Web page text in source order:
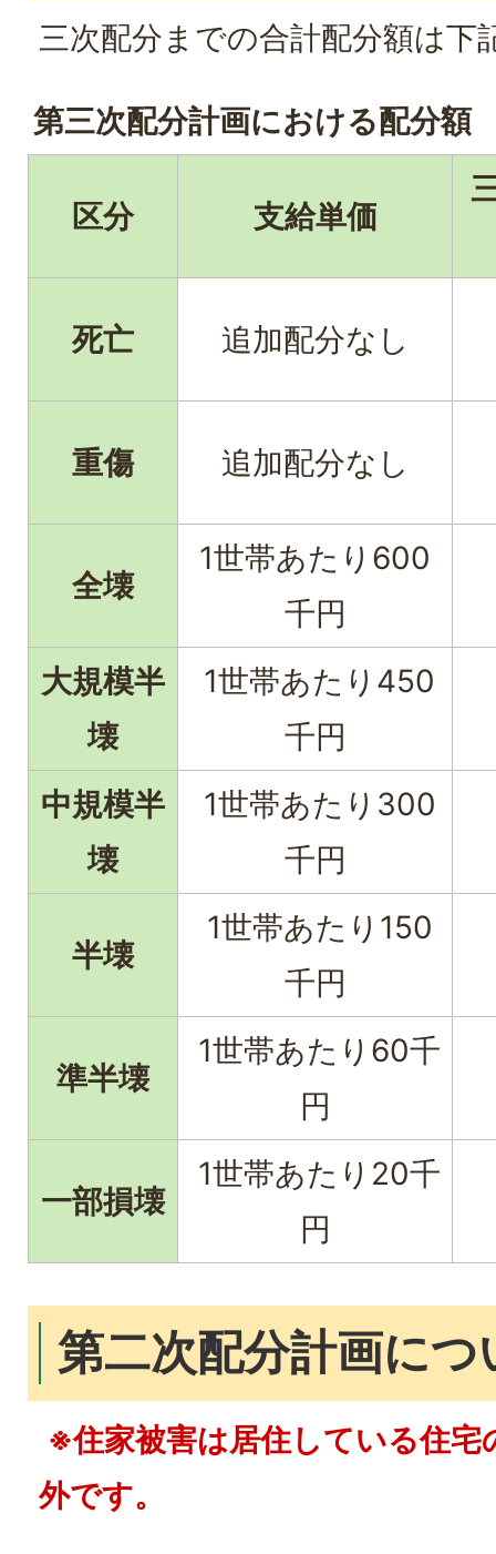
三次配分までの合計配分額は下
第三次配分計画における配分額
区分 支給単価
死亡 追加配分なし
重傷 追加配分なし
全壊
1世帯あたり600
千円
大規模半
壊
1世帯あたり450
千円
中規模半
壊
1世帯あたり300
千円
半壊
1世帯あたり150
千円
準半壊
1世帯あたり60千
円
一部損壊
1世帯あたり20千
円
第二次配分計画につ
※住家被害は居住している住宅
外です。